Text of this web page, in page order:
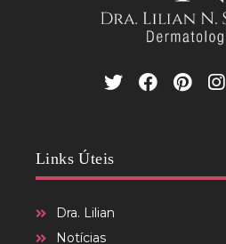
Links Úteis
Dra. Lilian
Notícias